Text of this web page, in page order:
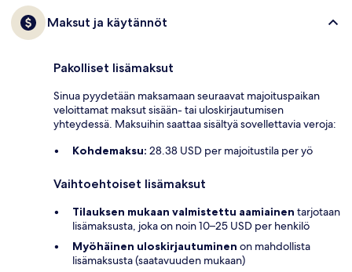
Maksut ja käytännöt
Pakolliset lisämaksut
Sinua pyydetään maksamaan seuraavat majoituspaikan
veloittamat maksut sisään- tai uloskirjautumisen
yhteydessä. Maksuihin saattaa sisältyä sovellettavia veroja:
Kohdemaksu: 28.38 USD per majoitustila per yö
Vaihtoehtoiset lisämaksut
Tilauksen mukaan valmistettu aamiainen tarjotaan
lisämaksusta, joka on noin 10–25 USD per henkilö
Myöhäinen uloskirjautuminen on mahdollista
lisämaksusta (saatavuuden mukaan)